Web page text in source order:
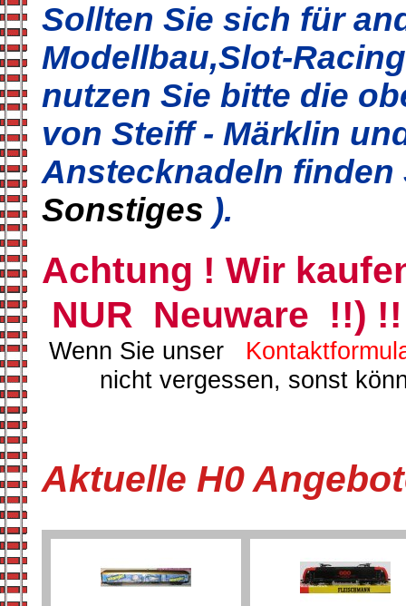
Sollten Sie sich für
Modellbau,Slot-
nutzen Sie bitte die
von Steiff - Märklin
Anstecknadeln
Sonstiges ).
Achtung ! Wir
NUR Neuware !!) !!
Wenn Sie unser
nicht vergessen, sonst
Aktuelle H0